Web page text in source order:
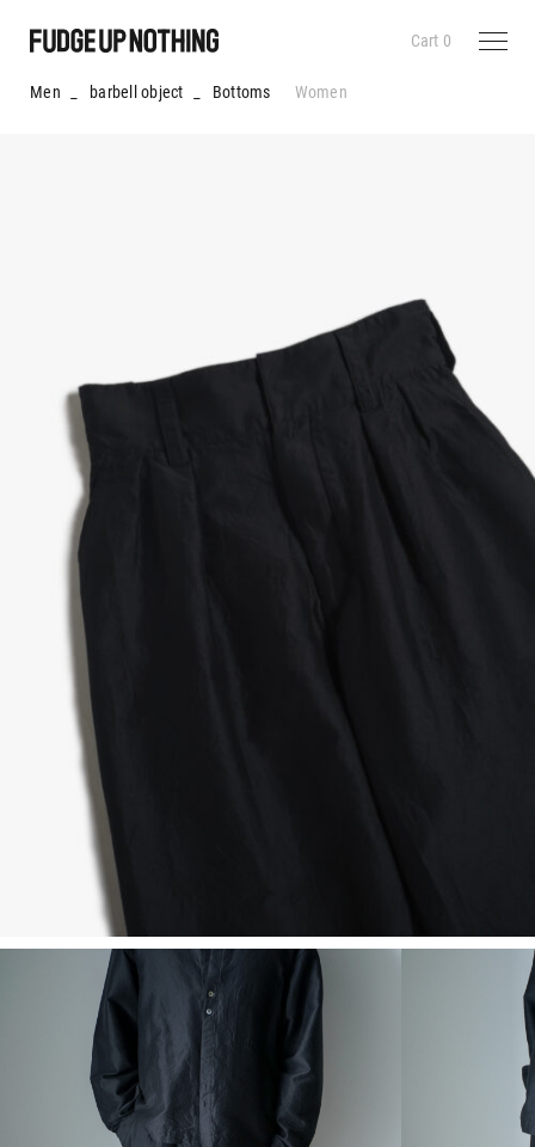
Cart 0
Men barbell object Bottoms Women